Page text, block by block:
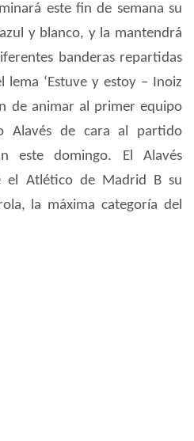
este fin de semana su
y blanco, y la mantendrá
banderas repartidas
‘Estuve y estoy – Inoiz
de animar al primer equipo
Alavés de cara al partido
este domingo. El Alavés
el Atlético de Madrid B su
la máxima categoría del